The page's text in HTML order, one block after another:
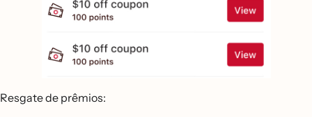
Resgate de prêmios: